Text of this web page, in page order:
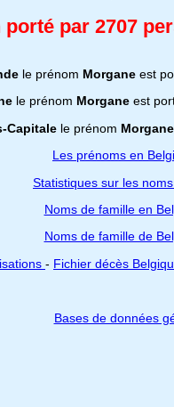
par 2707
le prénom Morganeest
le prénom Morgane est
Capitalele prénom Morgane
Les prénoms en
Statistiques sur les
Noms de famille en
Noms de famille de
- Fichier décès
Bases de données